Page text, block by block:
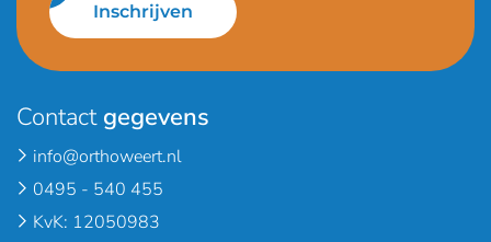
Inschrijven
Contact gegevens
info@orthoweert.nl
0495 - 540 455
KvK: 12050983